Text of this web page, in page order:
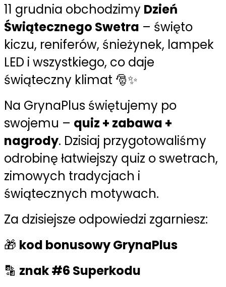
11 grudnia obchodzimy Dzień
Świątecznego Swetra – święto
kiczu, reniferów, śnieżynek, lampek
LED i wszystkiego, co daje
świąteczny klimat 🎅✨
Na GrynaPlus świętujemy po
swojemu – quiz + zabawa +
nagrody. Dzisiaj przygotowaliśmy
odrobinę łatwiejszy quiz o swetrach,
zimowych tradycjach i
świątecznych motywach.
Za dzisiejsze odpowiedzi zgarniesz:
🎁 kod bonusowy GrynaPlus
🔡 znak #6 Superkodu